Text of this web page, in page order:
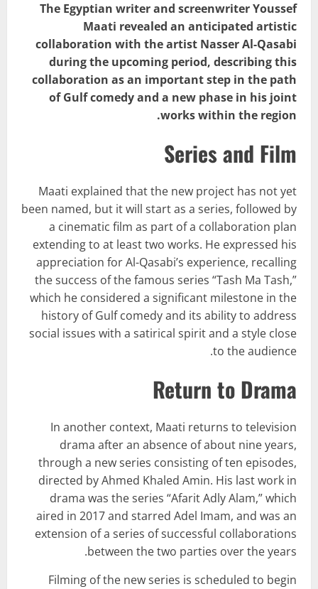
The Egyptian writer and screenwriter Youssef
Maati revealed an anticipated artistic
collaboration with the artist Nasser Al-Qasabi
during the upcoming period, describing this
collaboration as an important step in the path
of Gulf comedy and a new phase in his joint
works within the region.
Series and Film
Maati explained that the new project has not yet
been named, but it will start as a series, followed by
a cinematic film as part of a collaboration plan
extending to at least two works. He expressed his
appreciation for Al-Qasabi’s experience, recalling
the success of the famous series “Tash Ma Tash,”
which he considered a significant milestone in the
history of Gulf comedy and its ability to address
social issues with a satirical spirit and a style close
to the audience.
Return to Drama
In another context, Maati returns to television
drama after an absence of about nine years,
through a new series consisting of ten episodes,
directed by Ahmed Khaled Amin. His last work in
drama was the series “Afarit Adly Alam,” which
aired in 2017 and starred Adel Imam, and was an
extension of a series of successful collaborations
between the two parties over the years.
Filming of the new series is scheduled to begin